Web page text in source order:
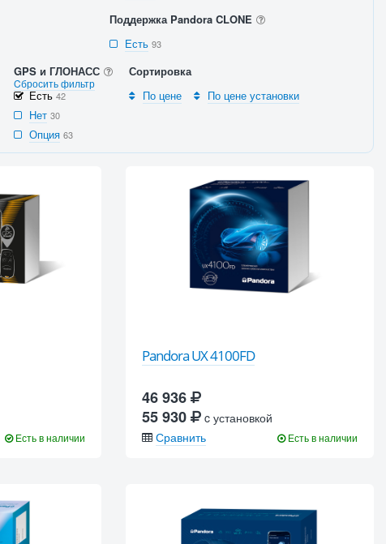
Поддержка Pandora CLONE
Есть 93
GPS и ГЛОНАСС
Cбросить фильтр
Есть42
Нет 30
Опция 63
Сортировка
По цене
По цене установки
Есть в наличии
Pandora UX 4100FD
46 936
55 930
c установкой
Сравнить
Есть в наличии